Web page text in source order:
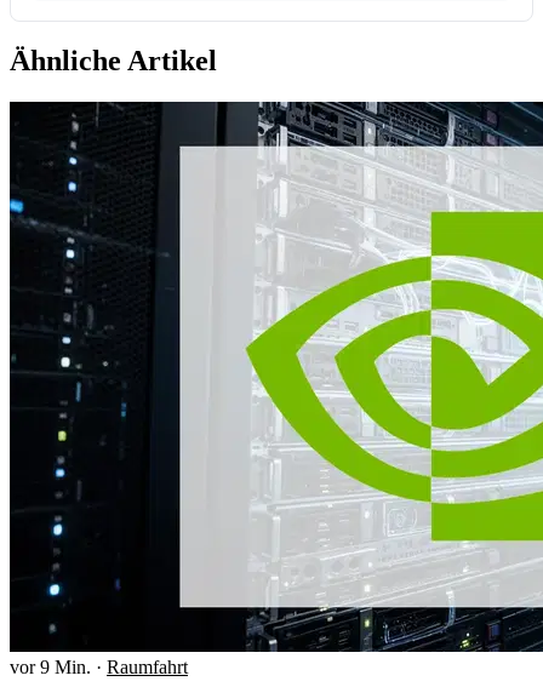
Ähnliche Artikel
vor 9 Min. · Raumfahrt